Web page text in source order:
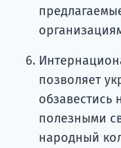
позволяет
обзавестись
полезными
народный